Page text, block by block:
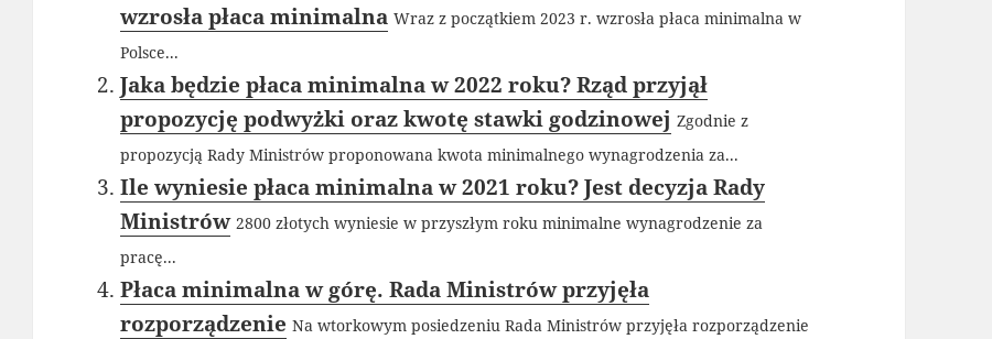
wzrosła płaca minimalna Wraz z początkiem 2023 r. wzrosła płaca minimalna w
Polsce...
Jaka będzie płaca minimalna w 2022 roku? Rząd przyjął
propozycję podwyżki oraz kwotę stawki godzinowej Zgodnie z
propozycją Rady Ministrów proponowana kwota minimalnego wynagrodzenia za...
Ile wyniesie płaca minimalna w 2021 roku? Jest decyzja Rady
Ministrów 2800 złotych wyniesie w przyszłym roku minimalne wynagrodzenie za
pracę...
Płaca minimalna w górę. Rada Ministrów przyjęła
rozporządzenie Na wtorkowym posiedzeniu Rada Ministrów przyjęła rozporządzenie